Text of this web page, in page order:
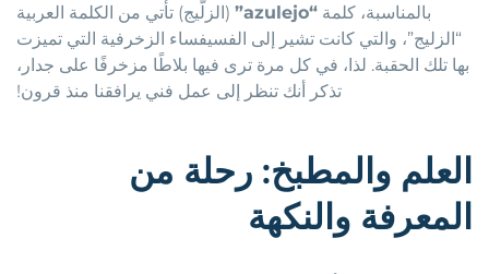
بالمناسبة، كلمة “azulejo”
(الزلّيج) تأتي من الكلمة العربية
“الزليج”، والتي كانت تشير إلى الفسيفساء الزخرفية التي تميزت
بها تلك الحقبة. لذا، في كل مرة ترى فيها بلاطًا مزخرفًا على جدار،
تذكر أنك تنظر إلى عمل فني يرافقنا منذ قرون!
العلم والمطبخ: رحلة من
المعرفة والنكهة